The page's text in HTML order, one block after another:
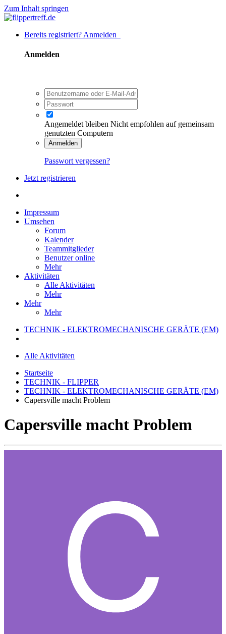
Zum Inhalt springen
Bereits registriert? Anmelden
Anmelden
Angemeldet bleiben Nicht empfohlen auf gemeinsam
genutzten Computern
Anmelden
Passwort vergessen?
Jetzt registrieren
Impressum
Umsehen
Forum
Kalender
Teammitglieder
Benutzer online
Mehr
Aktivitäten
Alle Aktivitäten
Mehr
Mehr
Mehr
TECHNIK - ELEKTROMECHANISCHE GERÄTE (EM)
Alle Aktivitäten
Startseite
TECHNIK - FLIPPER
TECHNIK - ELEKTROMECHANISCHE GERÄTE (EM)
Capersville macht Problem
Capersville macht Problem